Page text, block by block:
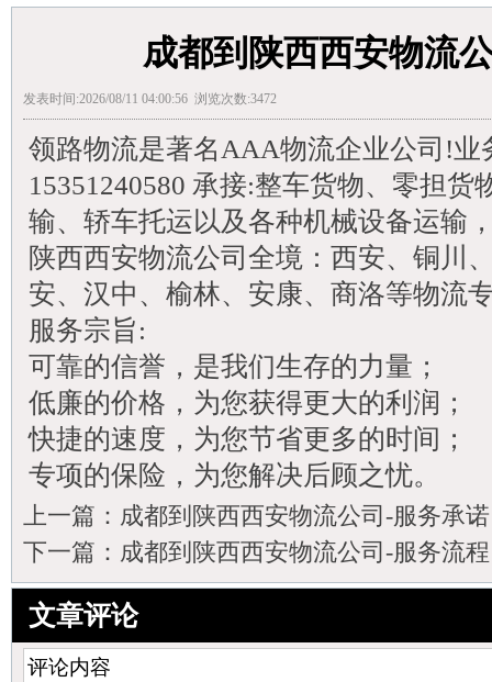
成都到陕西西安物流
发表时间:2026/08/11 04:00:56 浏览次数:3472
领路物流是著名AAA物流企业公司!业
15351240580 承接:整车货物、零担
输、轿车托运以及各种机械设备运输
陕西西安物流公司全境：西安、铜川
安、汉中、榆林、安康、商洛等物流
服务宗旨:
可靠的信誉，是我们生存的力量；
低廉的价格，为您获得更大的利润；
快捷的速度，为您节省更多的时间；
专项的保险，为您解决后顾之忧。
上一篇： 成都到陕西西安物流公司-服务承诺
下一篇： 成都到陕西西安物流公司-服务流程
文章评论